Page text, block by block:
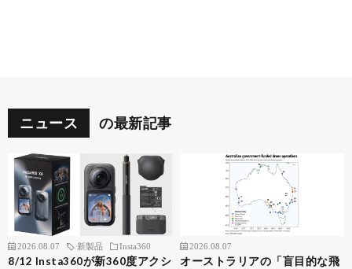
ニュース の最新記事
2026.08.07 新製品 Insta360
8/12 Insta360が新360度アクシ
2026.08.07
オーストラリアの「盲目的な飛